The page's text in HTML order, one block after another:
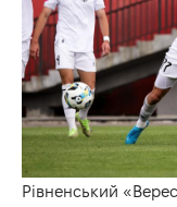
Рівненський